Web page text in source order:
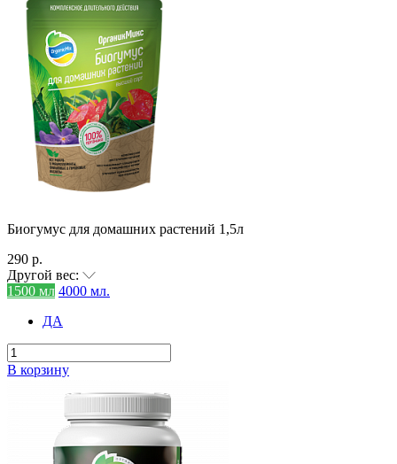
Биогумус для домашних растений 1,5л
290 р.
Другой вес:
1500 мл 4000 мл.
ДА
В корзину